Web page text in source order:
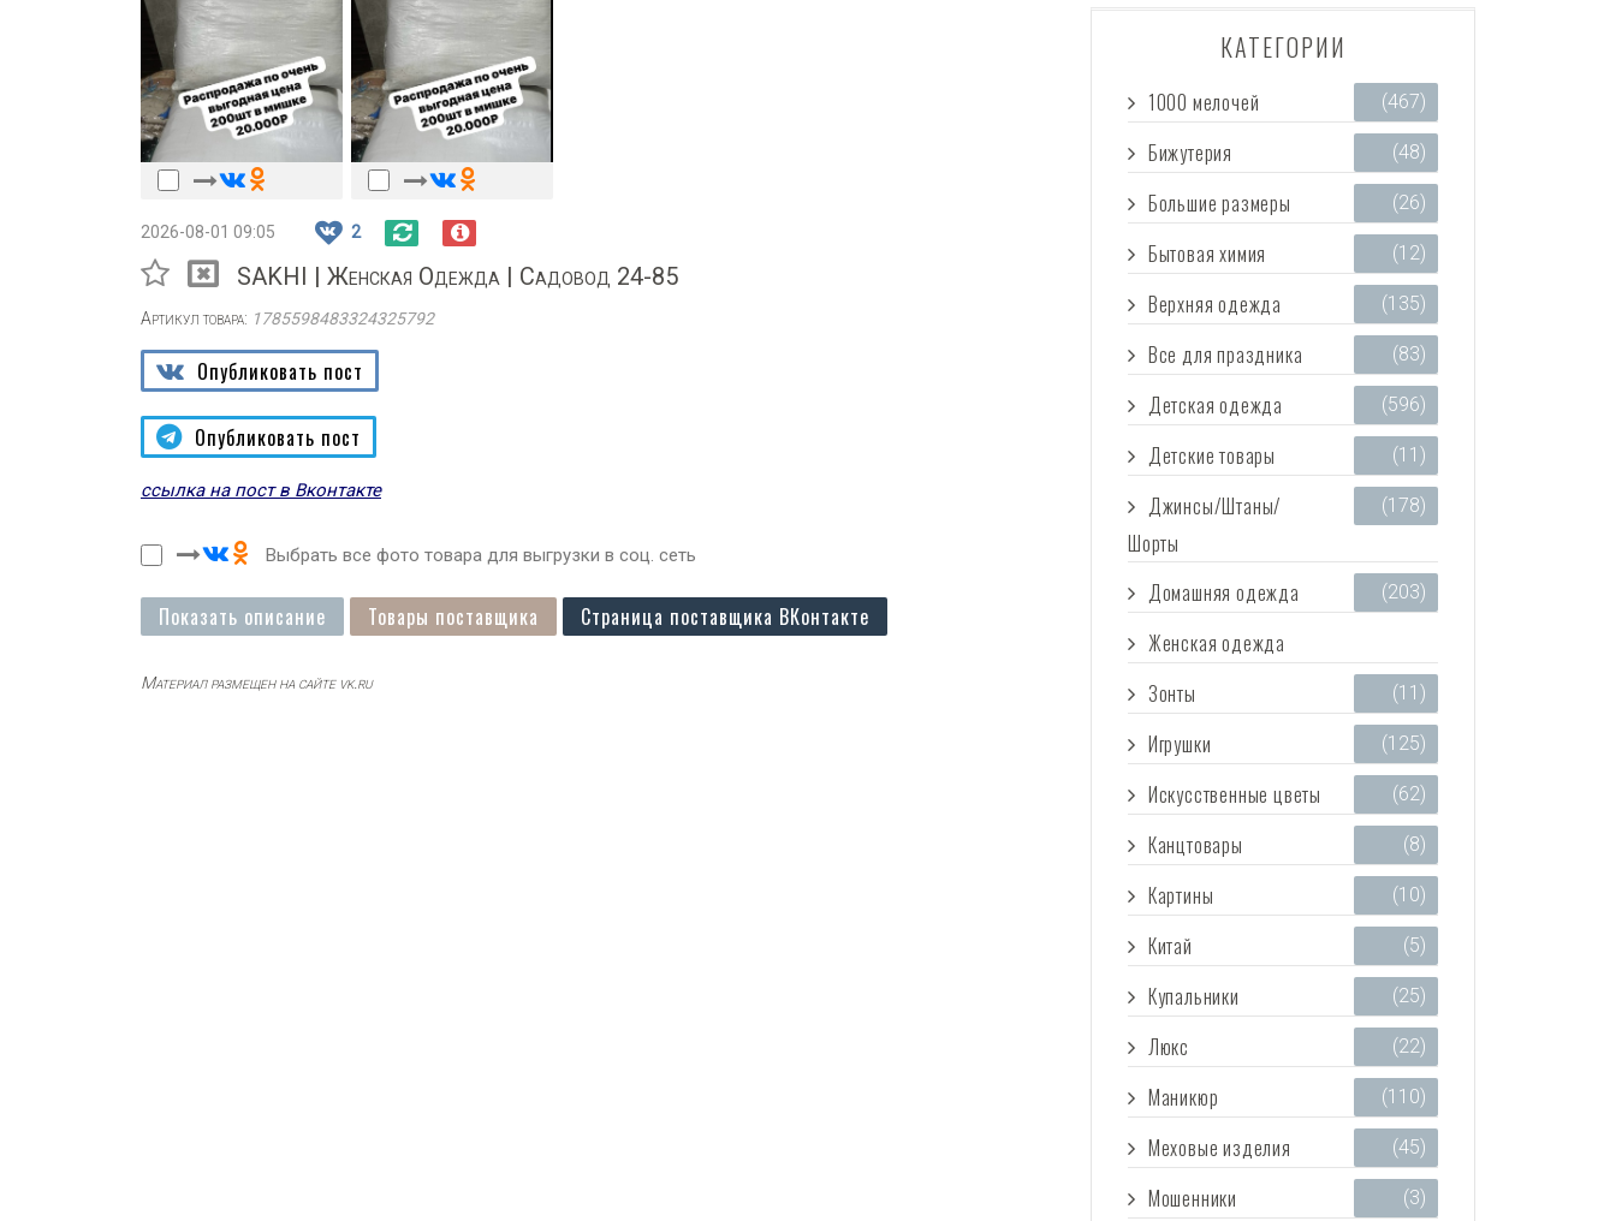
2026-08-01 09:05 2
SAKHI | Женская Одежда | Садовод 24-85
Артикул товара: 1785598483324325792
Опубликовать пост
Опубликовать пост
ссылка на пост в Вконтакте
Выбрать все фото товара для выгрузки в соц. сеть
Показать описание Товары поставщика Страница поставщика ВКонтакте
Материал размещен на сайте vk.ru
КАТЕГОРИИ
1000 мелочей (467)
Бижутерия (48)
Большие размеры (26)
Бытовая химия (12)
Верхняя одежда (135)
Все для праздника (83)
Детская одежда (596)
Детские товары (11)
Джинсы/Штаны/
Шорты
(178)
Домашняя одежда (203)
Женская одежда
Зонты (11)
Игрушки (125)
Искусственные цветы (62)
Канцтовары (8)
Картины (10)
Китай (5)
Купальники (25)
Люкс (22)
Маникюр (110)
Меховые изделия (45)
Мошенники (3)